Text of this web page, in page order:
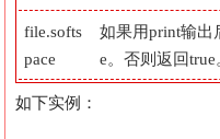
file.softs
pace
如果用print输出
e。否则返回true
如下实例：